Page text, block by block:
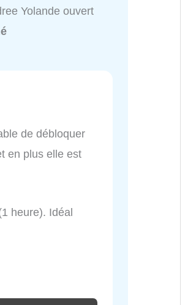
Yolande ouvert
de débloquer
en plus elle est
heure). Idéal